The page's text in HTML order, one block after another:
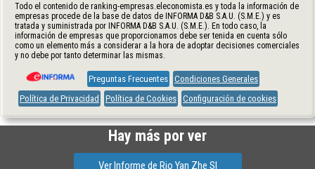
Todo el contenido de ranking-empresas.eleconomista.es y toda la información de
empresas procede de la base de datos de INFORMA D&B S.A.U. (S.M.E.) y es
tratada y suministrada por INFORMA D&B S.A.U. (S.M.E.). En todo caso, la
información de empresas que proporcionamos debe ser tenida en cuenta sólo
como un elemento más a considerar a la hora de adoptar decisiones comerciales
y no debe por tanto determinar las mismas.
Preguntas Frecuentes Condiciones Generales
Política de Privacidad
Política de Cookies Configuración de cookies
Hay más por ver
Ver Informe de Rio Yan Zhe Sl